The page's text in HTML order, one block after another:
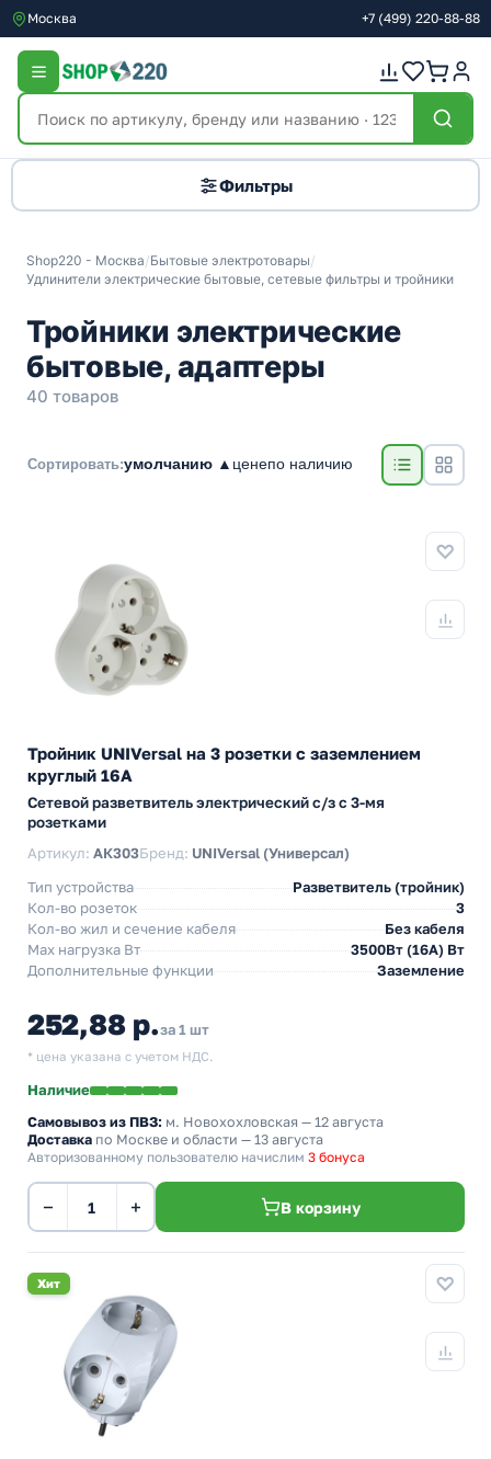
Москва +7 (499) 220-88-88
Фильтры
Shop220 - Москва/Бытовые электротовары/
Удлинители электрические бытовые, сетевые фильтры и тройники
Тройники электрические
бытовые, адаптеры
40 товаров
Сортировать:умолчанию ▲ ценепо наличию
Тройник UNIVersal на 3 розетки с заземлением
круглый 16А
Сетевой разветвитель электрический с/з с 3-мя
розетками
Артикул: АК303Бренд: UNIVersal (Универсал)
Тип устройства
Разветвитель (тройник)
Кол-во розеток
3
Кол-во жил и сечение кабеля
Без кабеля
Max нагрузка Вт
3500Вт (16А) Вт
Дополнительные функции
Заземление
252,88 р.за 1 шт
* цена указана с учетом НДС.
Наличие
Самовывоз из ПВЗ: м. Новохохловская — 12 августа
Доставка по Москве и области — 13 августа
Авторизованному пользователю начислим 3 бонуса
− + В корзину
Хит